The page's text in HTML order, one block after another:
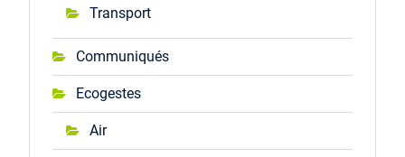
Transport
Communiqués
Ecogestes
Air